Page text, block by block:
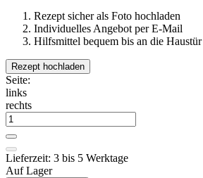
Rezept sicher als Foto hochladen
Individuelles Angebot per E-Mail
Hilfsmittel bequem bis an die Haustür
Rezept hochladen
Seite:
links
rechts
Lieferzeit: 3 bis 5 Werktage
Auf Lager